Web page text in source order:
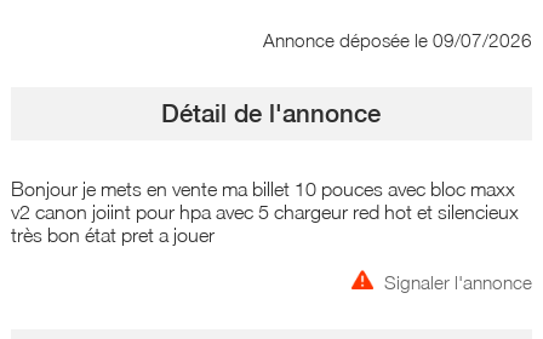
Annonce déposée le 09/07/2026
Détail de l'annonce
Bonjour je mets en vente ma billet 10 pouces avec bloc maxx
v2 canon joiint pour hpa avec 5 chargeur red hot et silencieux
très bon état pret a jouer
Signaler l'annonce